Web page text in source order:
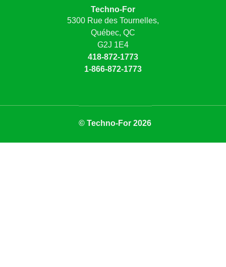
Techno-For
5300 Rue des Tournelles,
Québec, QC
G2J 1E4
418-872-1773
1-866-872-1773
© Techno-For 2026